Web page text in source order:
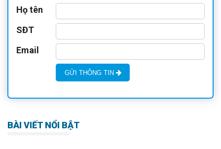
Họ tên
SĐT
Email
GỬI THÔNG TIN
BÀI VIẾT NỔI BẬT